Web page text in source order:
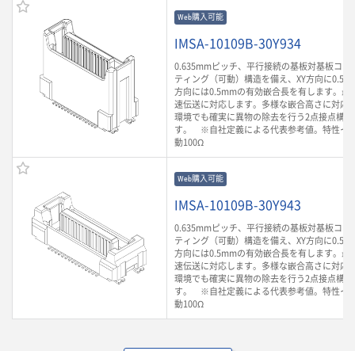
Web購入可能
IMSA-10109B-30Y934
0.635mmピッチ、平行接続の基板対基板コネ
ティング（可動）構造を備え、XY方向に
方向には0.5mmの有効嵌合長を有します。
速伝送に対応します。多様な嵌合高さに対応
環境でも確実に異物の除去を行う2点接点構
す。 ※自社定義による代表参考値。特性イ
動100Ω
Web購入可能
IMSA-10109B-30Y943
0.635mmピッチ、平行接続の基板対基板コネ
ティング（可動）構造を備え、XY方向に
方向には0.5mmの有効嵌合長を有します。
速伝送に対応します。多様な嵌合高さに対応
環境でも確実に異物の除去を行う2点接点構
す。 ※自社定義による代表参考値。特性イ
動100Ω